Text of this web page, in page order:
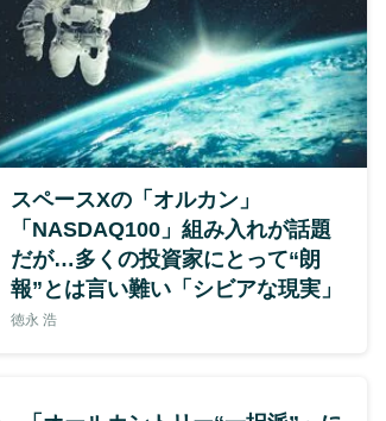
スペースXの「オルカン」
「NASDAQ100」組み入れが話題
だが…多くの投資家にとって“朗
報”とは言い難い「シビアな現実」
徳永 浩